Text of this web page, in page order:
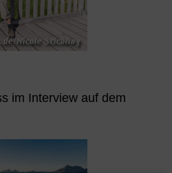
im Interview auf dem